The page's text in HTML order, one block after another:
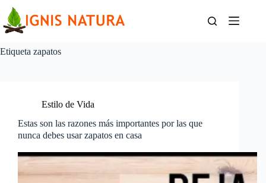
contenido
Etiqueta zapatos
Estilo de Vida
Estas son las razones más importantes por las que
nunca debes usar zapatos en casa